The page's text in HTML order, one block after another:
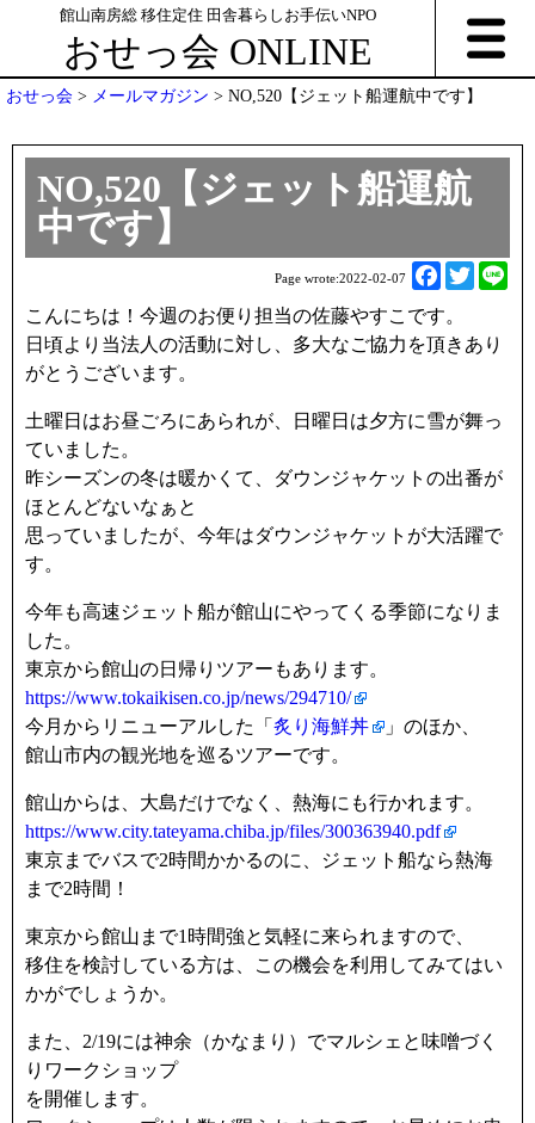
館山南房総 移住定住 田舎暮らしお手伝いNPO
おせっ会 ONLINE
おせっ会 > メールマガジン > NO,520【ジェット船運航中です】
NO,520【ジェット船運航
中です】
Page wrote:2022-02-07
F
c
o
k
T
t
e
こんにちは！今週のお便り担当の佐藤やすこです。
日頃より当法人の活動に対し、多大なご協力を頂きあり
がとうございます。
土曜日はお昼ごろにあられが、日曜日は夕方に雪が舞っ
ていました。
昨シーズンの冬は暖かくて、ダウンジャケットの出番が
ほとんどないなぁと
思っていましたが、今年はダウンジャケットが大活躍で
す。
今年も高速ジェット船が館山にやってくる季節になりま
した。
東京から館山の日帰りツアーもあります。
https://www.tokaikisen.co.jp/news/294710/
今月からリニューアルした「 炙り海鮮丼
」のほか、
館山市内の観光地を巡るツアーです。
館山からは、大島だけでなく、熱海にも行かれます。
https://www.city.tateyama.chiba.jp/files/300363940.pdf
東京までバスで2時間かかるのに、ジェット船なら熱海
まで2時間！
東京から館山まで1時間強と気軽に来られますので、
移住を検討している方は、この機会を利用してみてはい
かがでしょうか。
また、2/19には神余（かなまり）でマルシェと味噌づく
りワークショップ
を開催します。